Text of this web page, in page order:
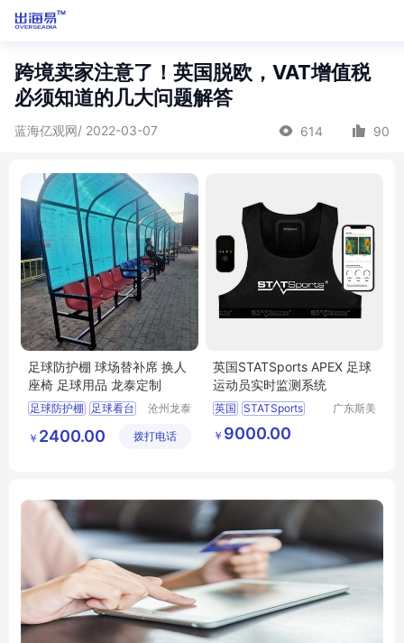
跨境卖家注意了！英国脱欧，VAT增值税
必须知道的几大问题解答
蓝海亿观网/ 2022-03-07 614 90
足球防护棚 球场替补席 换人
座椅 足球用品 龙泰定制
足球防护棚
足球看台
足球用品
沧州龙泰
有限公司
￥ 2400.00 拨打电话
英国STATSports APEX 足球
运动员实时监测系统
英国 STATSports
APEX 足球运动员
足球实时监测
广东斯美
￥ 9000.00